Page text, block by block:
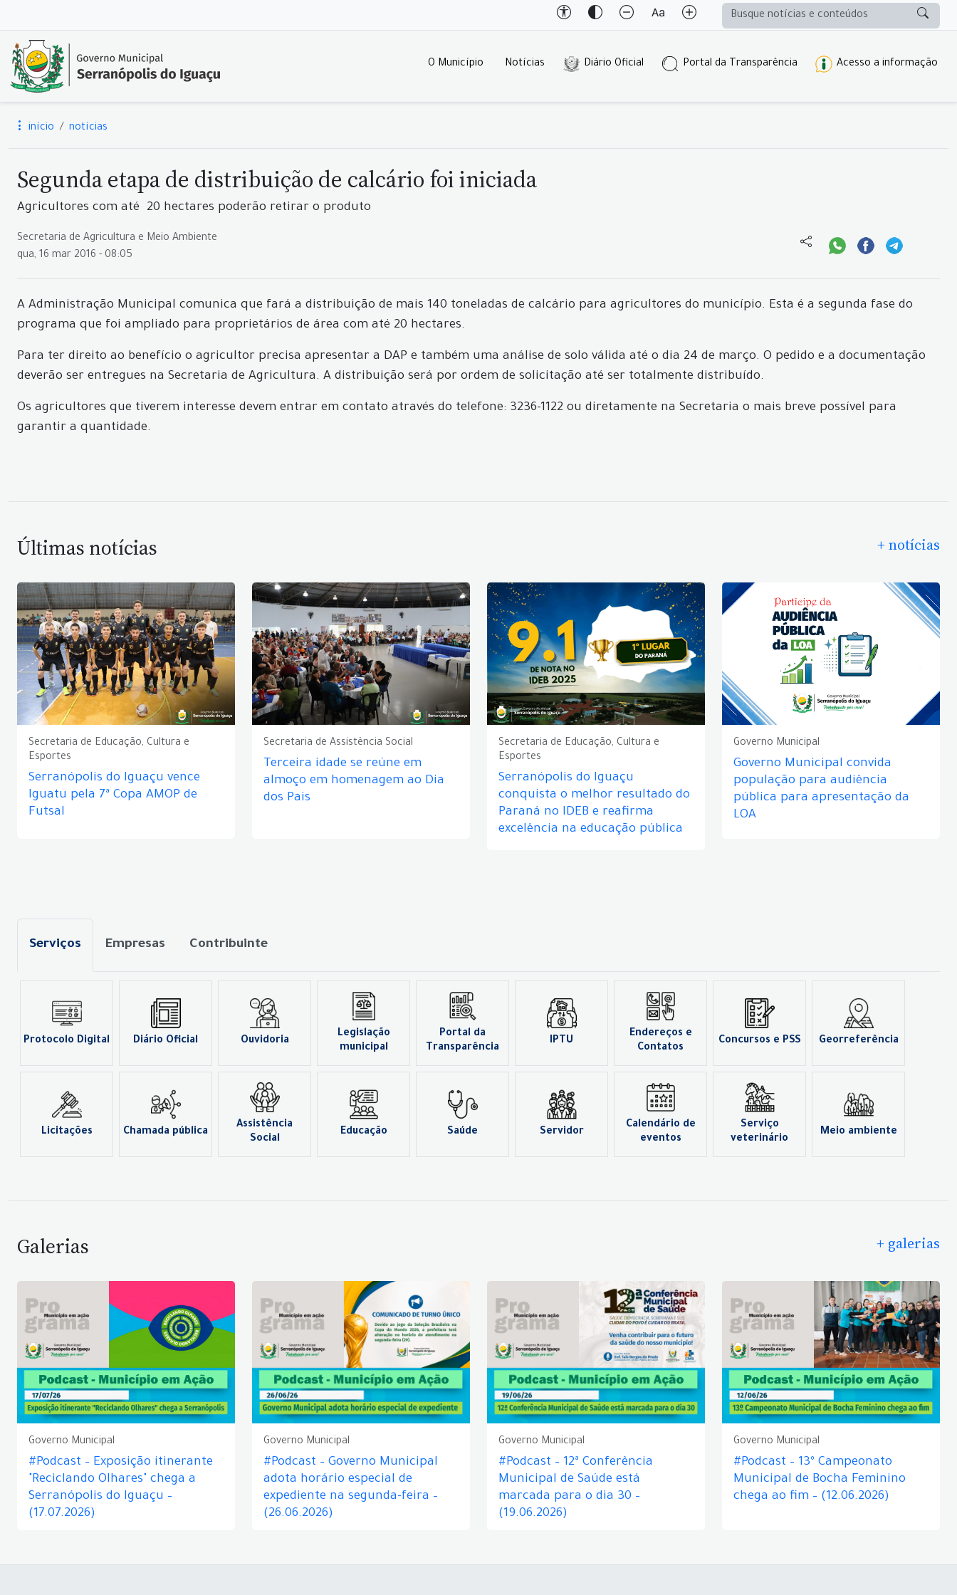
O Município Notícias Diário Oficial Portal da Transparência Acesso a informação
início notícias
Segunda etapa de distribuição de calcário foi iniciada
Agricultores com até 20 hectares poderão retirar o produto
Secretaria de Agricultura e Meio Ambiente
qua, 16 mar 2016 - 08:05
A Administração Municipal comunica que fará a distribuição de mais 140 toneladas de calcário para agricultores do município. Esta é a segunda fase do
programa que foi ampliado para proprietários de área com até 20 hectares.
Para ter direito ao benefício o agricultor precisa apresentar a DAP e também uma análise de solo válida até o dia 24 de março. O pedido e a documentação
deverão ser entregues na Secretaria de Agricultura. A distribuição será por ordem de solicitação até ser totalmente distribuído.
Os agricultores que tiverem interesse devem entrar em contato através do telefone: 3236-1122 ou diretamente na Secretaria o mais breve possível para
garantir a quantidade.
Últimas notícias + notícias
Secretaria de Educação, Cultura e
Esportes
Serranópolis do Iguaçu vence
Iguatu pela 7ª Copa AMOP de
Futsal
Secretaria de Assistência Social
Terceira idade se reúne em
almoço em homenagem ao Dia
dos Pais
Secretaria de Educação, Cultura e
Esportes
Serranópolis do Iguaçu
conquista o melhor resultado do
Paraná no IDEB e reafirma
excelência na educação pública
Governo Municipal
Governo Municipal convida
população para audiência
pública para apresentação da
LOA
Serviços Empresas Contribuinte
Protocolo Digital Diário Oficial Ouvidoria
Legislação
municipal
Portal da
Transparência
IPTU
Endereços e
Contatos
Concursos e PSS Georreferência
Licitações Chamada pública
Assistência
Social
Educação Saúde Servidor
Calendário de
eventos
Serviço
veterinário
Meio ambiente
Galerias + galerias
Governo Municipal
#Podcast – Exposição itinerante
"Reciclando Olhares" chega a
Serranópolis do Iguaçu –
(17.07.2026)
Governo Municipal
#Podcast – Governo Municipal
adota horário especial de
expediente na segunda-feira –
(26.06.2026)
Governo Municipal
#Podcast – 12ª Conferência
Municipal de Saúde está
marcada para o dia 30 –
(19.06.2026)
Governo Municipal
#Podcast – 13º Campeonato
Municipal de Bocha Feminino
chega ao fim – (12.06.2026)